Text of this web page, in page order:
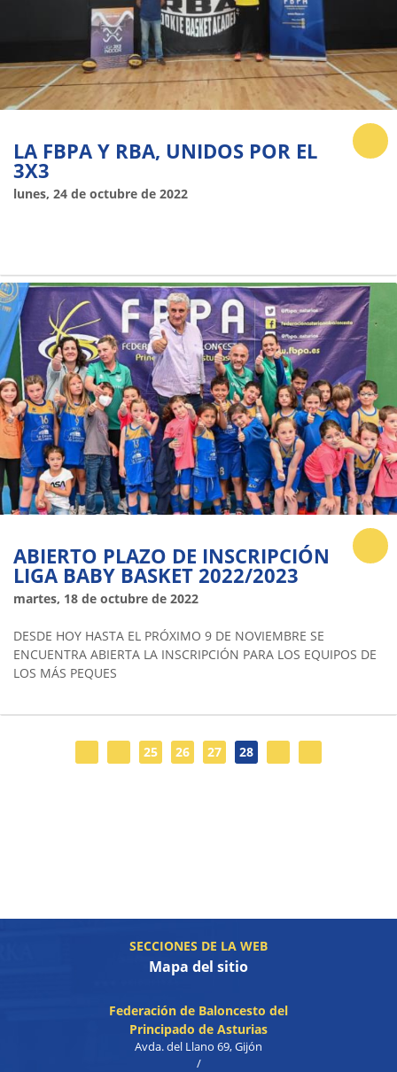
LA FBPA Y RBA, UNIDOS POR EL
3X3
lunes, 24 de octubre de 2022
ABIERTO PLAZO DE INSCRIPCIÓN
LIGA BABY BASKET 2022/2023
martes, 18 de octubre de 2022
DESDE HOY HASTA EL PRÓXIMO 9 DE NOVIEMBRE SE
ENCUENTRA ABIERTA LA INSCRIPCIÓN PARA LOS EQUIPOS DE
LOS MÁS PEQUES
25 26 27 28
SECCIONES DE LA WEB
Mapa del sitio
Federación de Baloncesto del
Principado de Asturias
Avda. del Llano 69, Gijón
/